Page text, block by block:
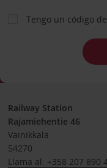
Tengo un código
Railway Station
Rajamiehentie 46
Vainikkala
54270
Llama al: +358 207 890